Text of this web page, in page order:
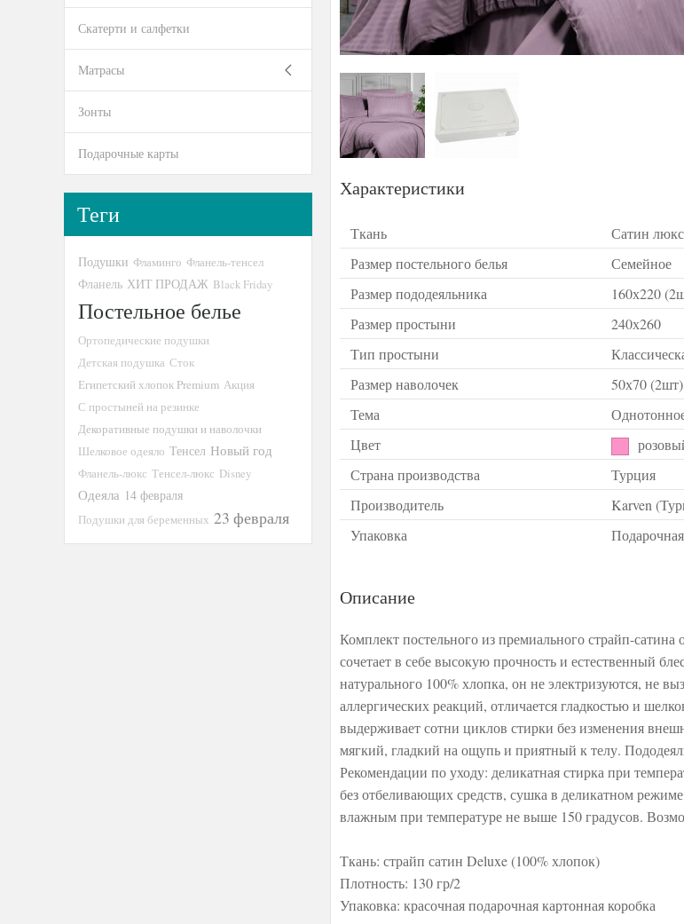
Характеристики
Ткань
Сатин люкс
Размер постельного белья
Семейное
Размер пододеяльника
160х220
Размер простыни
240х260
Тип простыни
Размер наволочек
50х70
Тема
Цвет
Страна производства
Турция
Производитель
Karven
Упаковка
Описание
Комплект постельного из премиального страйп-сатина
сочетает в себе высокую прочность и естественный
натурального 100% хлопка, он не электризуются, не
аллергических реакций, отличается гладкостью и
выдерживает сотни циклов стирки без изменения
мягкий, гладкий на ощупь и приятный к телу.
Рекомендации по уходу: деликатная стирка при
без отбеливающих средств, сушка в деликатном
влажным при температуре не выше 150 градусов.
Ткань: страйп сатин Deluxe (100% хлопок)
Плотность: 130 гр/2
Упаковка: красочная подарочная картонная коробка
Скатерти и салфетки
Матрасы
Зонты
Подарочные карты
Теги
Подушки Фламинго Фланель-тенсел
Фланель ХИТ ПРОДАЖ Black Friday
Постельное белье
Ортопедические подушки
Детская подушка Сток
Египетский хлопок Premium Акция
С простыней на резинке
Декоративные подушки и наволочки
Шелковое одеяло Тенсел Новый год
Фланель-люкс Тенсел-люкс Disney
Одеяла 14 февраля
Подушки для беременных 23 февраля